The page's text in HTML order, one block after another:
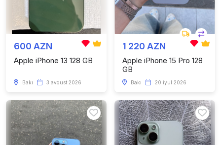
600 AZN
Apple iPhone 13 128 GB
Bakı 3 avqust 2026
1 220 AZN
Apple iPhone 15 Pro 128
GB
Bakı 20 iyul 2026